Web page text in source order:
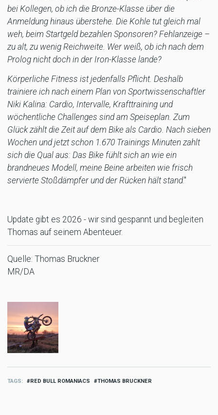
bei Kollegen, ob ich die Bronze-Klasse über die
Anmeldung hinaus überstehe. Die Kohle tut gleich mal
weh, beim Startgeld bezahlen Sponsoren? Fehlanzeige –
zu alt, zu wenig Reichweite. Wer weiß, ob ich nach dem
Prolog nicht doch in der Iron-Klasse lande?
Körperliche Fitness ist jedenfalls Pflicht. Deshalb
trainiere ich nach einem Plan von Sportwissenschaftler
Niki Kalina: Cardio, Intervalle, Krafttraining und
wöchentliche Challenges sind am Speiseplan. Zum
Glück zählt die Zeit auf dem Bike als Cardio. Nach sieben
Wochen und jetzt schon 1.670 Trainings Minuten zahlt
sich die Qual aus: Das Bike fühlt sich an wie ein
brandneues Modell, meine Beine arbeiten wie frisch
servierte Stoßdämpfer und der Rücken hält stand."
Update gibt es 2026 - wir sind gespannt und begleiten
Thomas auf seinem Abenteuer.
Quelle: Thomas Bruckner
MR/DA
TAGS RED BULL ROMANIACS THOMAS BRUCKNER